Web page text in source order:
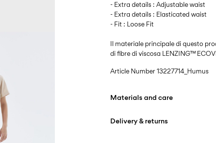
- Extra details : Adjustable waist
- Extra details : Elasticated waist
- Fit : Loose Fit
Il materiale principale di questo
di fibre di viscosa LENZING™
Article Number13227714_Humus
Materials and care
Delivery & returns